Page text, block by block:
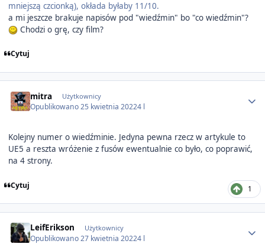
mniejszą czcionką), okłada byłaby 11/10.
a mi jeszcze brakuje napisów pod "wiedźmin" bo "co wiedźmin"?
Chodzi o grę, czy film?
Cytuj
mitra Użytkownicy
Opublikowano25 kwietnia 20224 l
Kolejny numer o wiedźminie. Jedyna pewna rzecz w artykule to
UE5 a reszta wróżenie z fusów ewentualnie co było, co poprawić,
na 4 strony.
Cytuj 1
LeifErikson Użytkownicy
Opublikowano27 kwietnia 20224 l